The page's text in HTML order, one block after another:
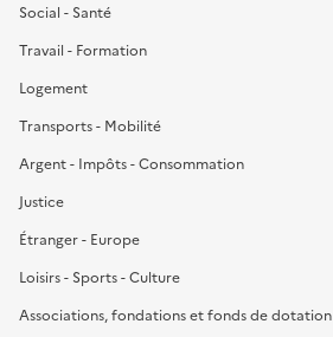
Social - Santé
Travail - Formation
Logement
Transports - Mobilité
Argent - Impôts - Consommation
Justice
Étranger - Europe
Loisirs - Sports - Culture
Associations, fondations et fonds de dotation